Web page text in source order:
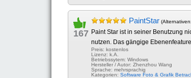
167
PaintStar
Paint Star ist in seiner Benutzung
nutzen. Das gängige
Preis: kostenlos
Lizenz: k.A.
Betriebssytem: Windows
Hersteller / Autor: Zhenzhou Wang
Sprache: mehrsprachig
Kategorien: Software Foto & Grafik